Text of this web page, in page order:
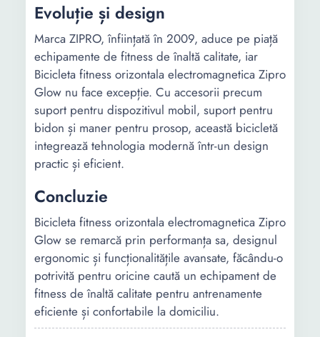
Evoluție și design
Marca ZIPRO, înființată în 2009, aduce pe piață
echipamente de fitness de înaltă calitate, iar
Bicicleta fitness orizontala electromagnetica Zipro
Glow nu face excepție. Cu accesorii precum
suport pentru dispozitivul mobil, suport pentru
bidon și maner pentru prosop, această bicicletă
integrează tehnologia modernă într-un design
practic și eficient.
Concluzie
Bicicleta fitness orizontala electromagnetica Zipro
Glow se remarcă prin performanța sa, designul
ergonomic și funcționalitățile avansate, făcându-o
potrivită pentru oricine caută un echipament de
fitness de înaltă calitate pentru antrenamente
eficiente și confortabile la domiciliu.